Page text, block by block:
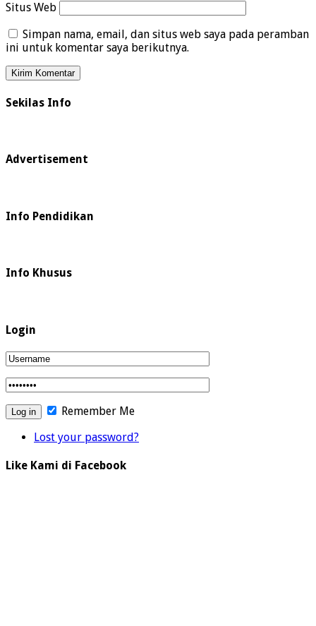
Situs Web
Simpan nama, email, dan situs web saya pada peramban
ini untuk komentar saya berikutnya.
Sekilas Info
Advertisement
Info Pendidikan
Info Khusus
Login
Remember Me
Lost your password?
Like Kami di Facebook